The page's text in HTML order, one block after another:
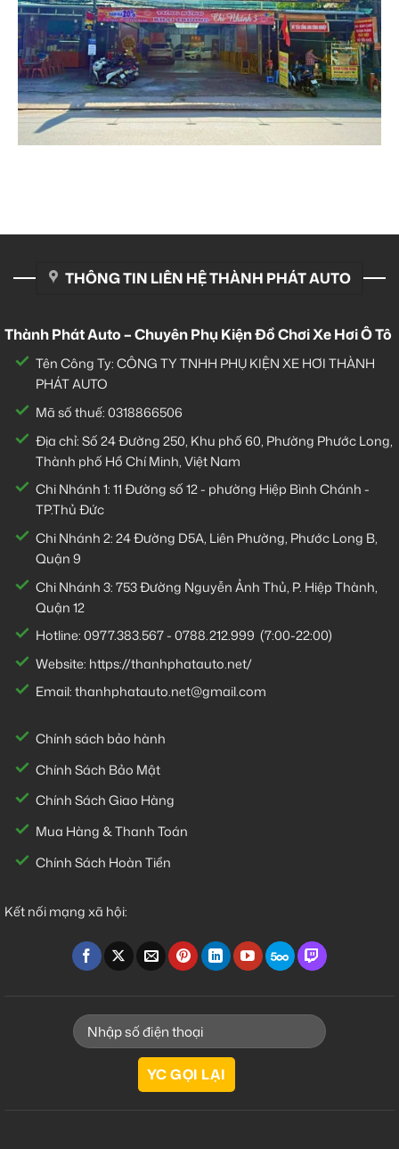
THÔNG TIN LIÊN HỆ THÀNH PHÁT AUTO
Thành Phát Auto – Chuyên Phụ Kiện Đồ Chơi Xe Hơi Ô Tô
Tên Công Ty: CÔNG TY TNHH PHỤ KIỆN XE HƠI THÀNH
PHÁT AUTO
Mã số thuế: 0318866506
Địa chỉ: Số 24 Đường 250, Khu phố 60, Phường Phước Long,
Thành phố Hồ Chí Minh, Việt Nam
Chi Nhánh 1:11 Đường số 12 - phường Hiệp Bình Chánh -
TP.Thủ Đức
Chi Nhánh 2:24 Đường D5A, Liên Phường, Phước Long B,
Quận 9
Chi Nhánh 3:753 Đường Nguyễn Ảnh Thủ, P. Hiệp Thành,
Quận 12
Hotline:0977.383.567-0788.212.999 (7:00-22:00)
Website: https://thanhphatauto.net/
Email:thanhphatauto.net@gmail.com
Chính sách bảo hành
Chính Sách Bảo Mật
Chính Sách Giao Hàng
Mua Hàng & Thanh Toán
Chính Sách Hoàn Tiền
Kết nối mạng xã hội: